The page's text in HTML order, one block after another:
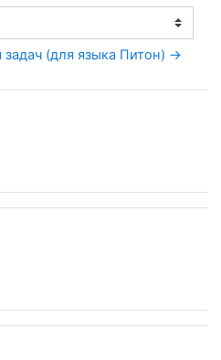
задач (для языка Питон) →